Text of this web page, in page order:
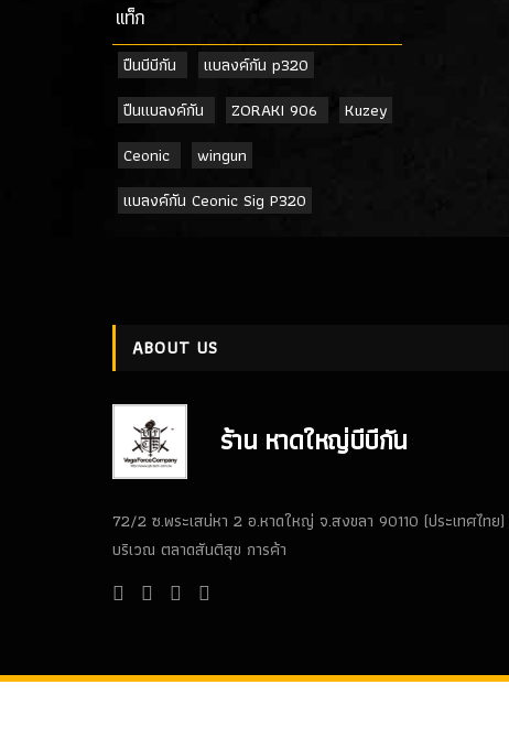
เเท็ก
ปืนบีบีกัน
แบลงค์กัน p320
ปืนแบลงค์กัน
ZORAKI 906
Kuzey
Ceonic
wingun
แบลงค์กัน Ceonic Sig P320
ABOUT US
ร้าน หาดใหญ่บีบีกัน
72/2 ซ.พระเสน่หา 2 อ.หาดใหญ่ จ.สงขลา 90110 (ประเทศไทย)
บริเวณ ตลาดสันติสุข การค้า